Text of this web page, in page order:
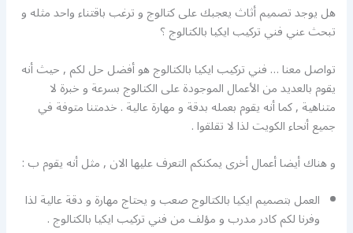
هل يوجد تصميم أثاث يعجبك على كتالوج و ترغب باقتناء واحد مثله و
تبحث عني فني تركيب ايكيا بالكتالوج ؟
تواصل معنا … فني تركيب ايكيا بالكتالوج هو أفضل حل لكم , حيث أنه
يقوم بالعديد من الأعمال الموجودة على الكتالوج بسرعة و خبرة لا
متناهية , كما أنه يقوم بعمله بدقة و مهارة عالية . خدمتنا متوفة في
جميع أنحاء الكويت لذا لا تقلقوا .
و هناك أيضا أعمال أخرى يمكنكم التعرف عليها الان , مثل أنه يقوم ب :
العمل بتصميم ايكيا بالكتالوج صعب و يحتاج مهارة و دقة عالية لذا
وفرنا لكم كادر مدرب و مؤلف من فني تركيب ايكيا بالكتالوج .